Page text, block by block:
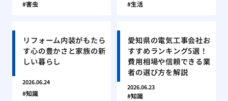
害虫 生活
リフォーム内装がもたら
す心の豊かさと家族の新
しい暮らし
2026.06.24
知識
愛知県の電気工事会社お
すすめランキング5選！
費用相場や信頼できる業
者の選び方を解説
2026.06.23
知識